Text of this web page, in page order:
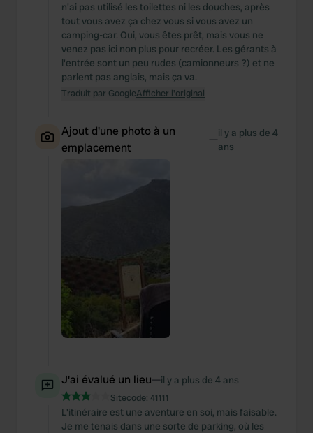
n'ai pas utilisé les toilettes ni les douches, après
tout vous avez ça chez vous si vous avez un
camping-car. Oui, vous êtes prêt, mais vous ne
venez pas ici non plus pour recréer. Les gérants à
l'entrée sont un peu rudes (camionneurs ?) et ne
parlent pas anglais, mais ça va.
Traduit par GoogleAfficher l'original
Ajout d'une photo à un
emplacement
—il y a plus de 4
ans
J'ai évalué un lieu—il y a plus de 4 ans
Sitecode: 41111
L'itinéraire est une aventure en soi, mais faisable.
Je me tenais dans une sorte de parking, où les